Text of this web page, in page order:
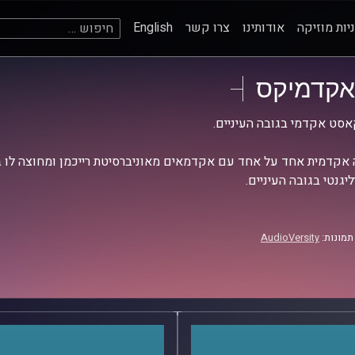
מוזיקה אודותינו צרו קשר English חיפוש:
אקדמיקס
אקדמי בגובה העיניים.
אקדמית אחד על אחד עם אקדמאים מאוניברסיטת רייכמן ומחוצה לו
בגובה העיניים.
AudioVersity